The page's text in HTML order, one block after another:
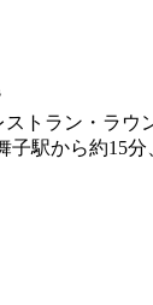
トラン・ラ
子駅から約15